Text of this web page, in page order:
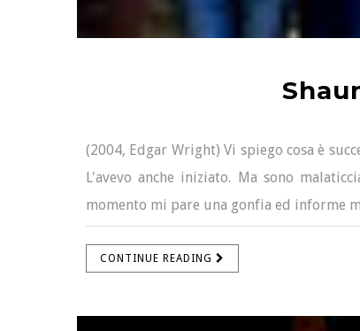
(2004, Edgar Wright) Vi spiego cosa è
L'avevo anche iniziato. Ma sono
momento mi pare una gonfia ed informe
CONTINUE READING